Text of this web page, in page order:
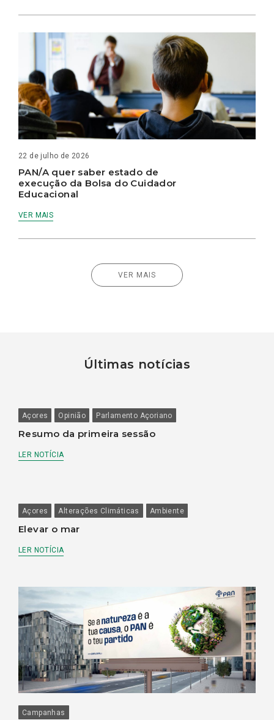
22 de julho de 2026
PAN/A quer saber estado de
execução da Bolsa do Cuidador
Educacional
VER MAIS
VER MAIS
Últimas notícias
Açores Opinião Parlamento Açoriano
Resumo da primeira sessão
LER NOTÍCIA
Açores Alterações Climáticas Ambiente
Elevar o mar
LER NOTÍCIA
Campanhas